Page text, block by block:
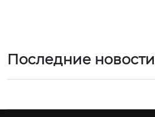
Последние новости